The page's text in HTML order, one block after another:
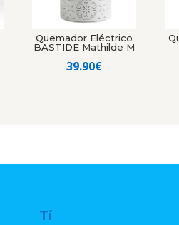
Quemador Eléctrico
BASTIDE Mathilde M
39.90€
Ti